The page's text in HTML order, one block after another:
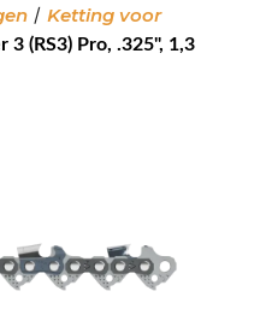
/ Ketting voor
3 (RS3) Pro, .325", 1,3